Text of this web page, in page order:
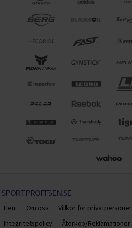
SPORTPROFFSEN.SE
Hem Om oss Villkor för privatpersoner
Integritetspolicy
Återköp/Reklamationer